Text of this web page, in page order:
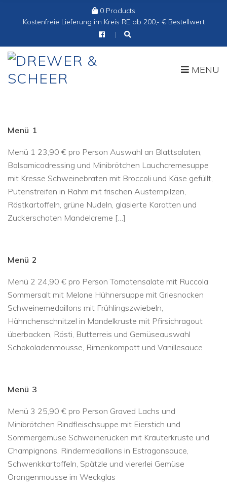
Cart:
0 Products
Kostenfreie Lieferung im Kreis RE ab 200,- € Bestellwert
MENU
Menü 1
Menü 1 23,90 € pro Person Auswahl an Blattsalaten,
Balsamicodressing und Minibrötchen Lauchcremesuppe
mit Kresse Schweinebraten mit Broccoli und Käse gefüllt,
Putenstreifen in Rahm mit frischen Austernpilzen,
Röstkartoffeln, grüne Nudeln, glasierte Karotten und
Zuckerschoten Mandelcreme […]
Menü 2
Menü 2 24,90 € pro Person Tomatensalate mit Ruccola
Sommersalt mit Melone Hühnersuppe mit Griesnocken
Schweinemedaillons mit Frühlingszwiebeln,
Hähnchenschnitzel in Mandelkruste mit Pfirsichragout
überbacken, Rösti, Butterreis und Gemüseauswahl
Schokoladenmousse, Birnenkompott und Vanillesauce
Menü 3
Menü 3 25,90 € pro Person Graved Lachs und
Minibrötchen Rindfleischsuppe mit Eierstich und
Sommergemüse Schweinerücken mit Kräuterkruste und
Champignons, Rindermedaillons in Estragonsauce,
Schwenkkartoffeln, Spätzle und viererlei Gemüse
Orangenmousse im Weckglas